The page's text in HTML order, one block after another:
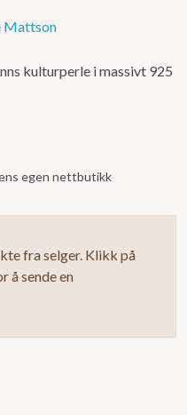
Mattson
kulturperle i massivt 925
egen nettbutikk
fra selger. Klikk på
å sende en